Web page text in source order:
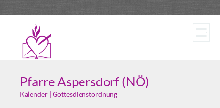
Pfarre Aspersdorf (NÖ)
Kalender | Gottesdienstordnung